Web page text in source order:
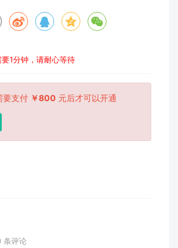
1分钟，请耐心等待
要支付 ￥800 元后才可以开通
条评论